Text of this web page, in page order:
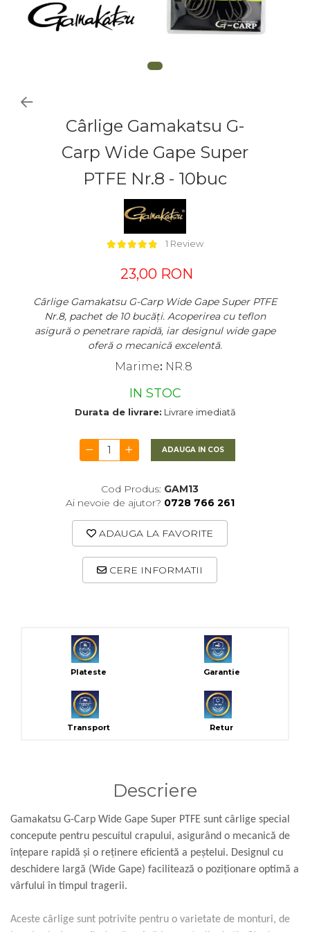
Cârlige Gamakatsu G-
Carp Wide Gape Super
PTFE Nr.8 - 10buc
1 Review
23,00 RON
Cârlige Gamakatsu G-Carp Wide Gape Super PTFE
Nr.8, pachet de 10 bucăți. Acoperirea cu teflon
asigură o penetrare rapidă, iar designul wide gape
oferă o mecanică excelentă.
Marime: NR.8
IN STOC
Durata de livrare: Livrare imediată
ADAUGA IN COS
Cod Produs: GAM13
Ai nevoie de ajutor? 0728 766 261
ADAUGA LA FAVORITE
CERE INFORMATII
Plateste Garantie
Transport Retur
Descriere
Gamakatsu G-Carp Wide Gape Super PTFE sunt cârlige special
concepute pentru pescuitul crapului, asigurând o mecanică de
înțepare rapidă și o reținere eficientă a peștelui. Designul cu
deschidere largă (Wide Gape) facilitează o poziționare optimă a
vârfului în timpul tragerii.
Aceste cârlige sunt potrivite pentru o varietate de monturi, de